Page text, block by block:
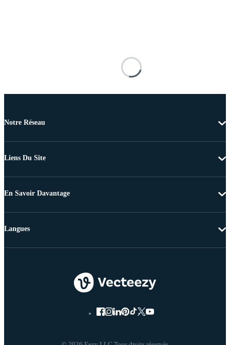
Notre Réseau
Liens Du Site
En Savoir Davantage
Langues